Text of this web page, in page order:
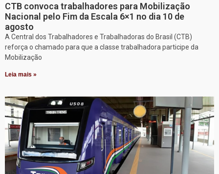
CTB convoca trabalhadores para Mobilização
Nacional pelo Fim da Escala 6×1 no dia 10 de
agosto
A Central dos Trabalhadores e Trabalhadoras do Brasil (CTB)
reforça o chamado para que a classe trabalhadora participe da
Mobilização
Leia mais »